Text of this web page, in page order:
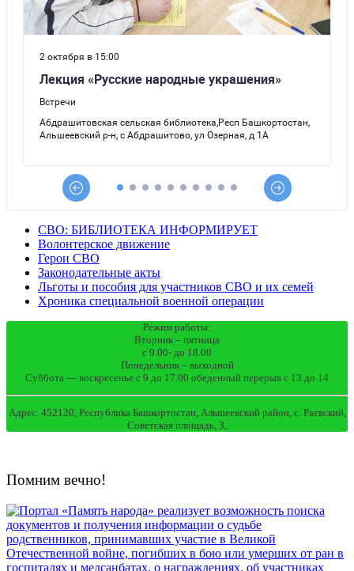
СВО: БИБЛИОТЕКА ИНФОРМИРУЕТ
Волонтерское движение
Герои СВО
Законодательные акты
Льготы и пособия для участников СВО и их семей
Хроника специальной военной операции
Режим работы:
Вторник – пятница
с 9.00- до 18.00
Понедельник – выходной
Суббота — воскресенье с 9 до 17.00 обеденный перерыв с 13.до 14
Адрес. 452120, Республика Башкортостан, Альшеевский район, с. Раевский,
Советская площадь, 3,
Помним вечно!